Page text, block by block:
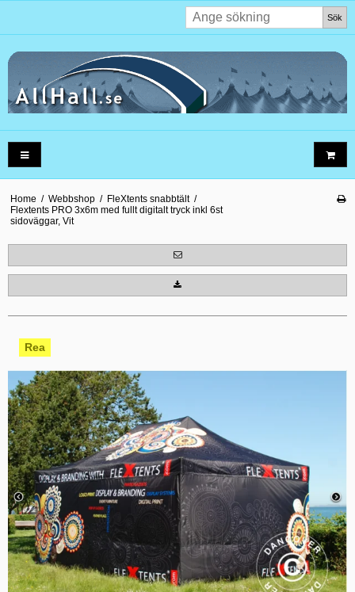
Sök
Home / Webbshop / FleXtents snabbtält /
Flextents PRO 3x6m med fullt digitalt tryck inkl 6st
sidoväggar, Vit
Rea